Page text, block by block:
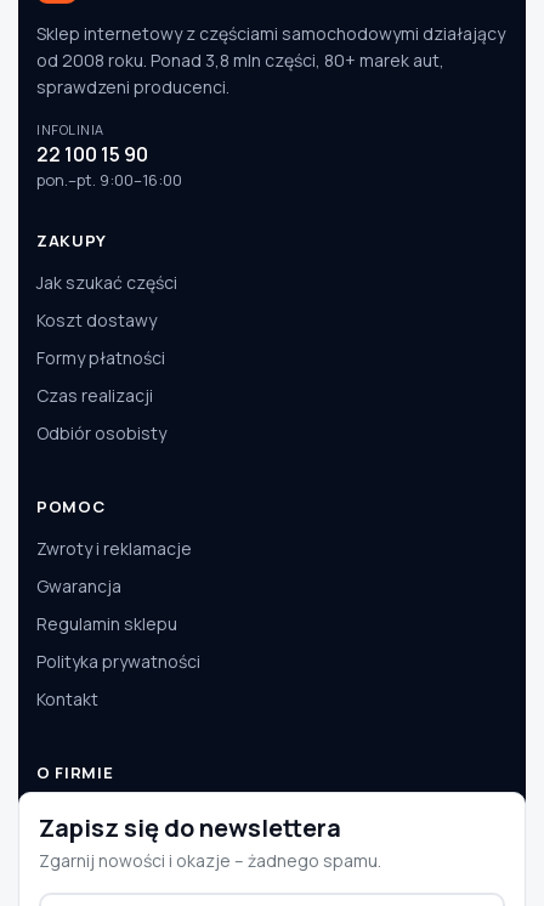
Sklep internetowy z częściami samochodowymi działający
od 2008 roku. Ponad 3,8 mln części, 80+ marek aut,
sprawdzeni producenci.
INFOLINIA
22 100 15 90
pon.–pt. 9:00–16:00
ZAKUPY
Jak szukać części
Koszt dostawy
Formy płatności
Czas realizacji
Odbiór osobisty
POMOC
Zwroty i reklamacje
Gwarancja
Regulamin sklepu
Polityka prywatności
Kontakt
O FIRMIE
Dane firmy
Aktualności
Zapisz się do newslettera
Zgarnij nowości i okazje – żadnego spamu.